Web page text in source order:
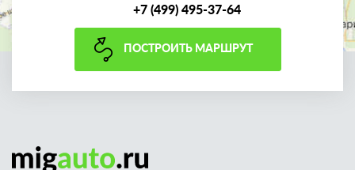
+7 (499) 495-37-64
ПОСТРОИТЬ МАРШРУТ